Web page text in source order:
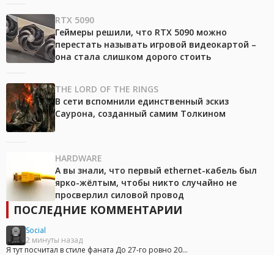
RTX 5090
Геймеры решили, что RTX 5090 можно
перестать называть игровой видеокартой –
она стала слишком дорого стоить
THE LORD OF THE RINGS
В сети вспомнили единственный эскиз
Саурона, созданный самим Толкином
HARDWARE
А вы знали, что первый ethernet-кабель был
ярко-жёлтым, чтобы никто случайно не
просверлил силовой провод
ПОСЛЕДНИЕ КОММЕНТАРИИ
Social
2 минуты назад
Я тут посчитал в стиле фаната До 27-го ровно 20...